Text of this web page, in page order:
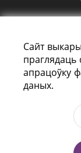
праспект
г. Мiнск,
Тэл.: (+375
Сайт
праглядаць
апрацоўку
даных.